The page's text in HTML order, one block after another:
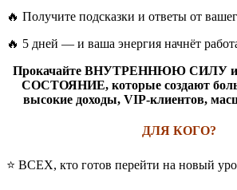
🔥 Получите подсказки и ответы от
🔥 5 дней — и ваша энергия начнёт
Прокачайте ВНУТРЕННЮЮ СИЛУ
СОСТОЯНИЕ, которые создают
высокие доходы, VIP-клиентов,
ДЛЯ КОГО?
⭐️ ВСЕХ, кто готов перейти на новый